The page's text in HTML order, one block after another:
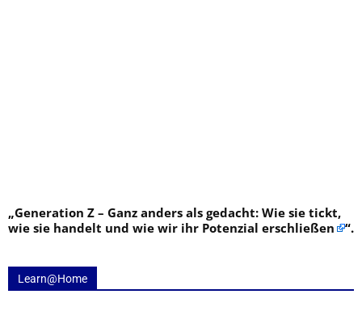
„Generation Z – Ganz anders als gedacht: Wie sie tickt,
wie sie handelt und wie wir ihr Potenzial erschließen
“.
Learn@Home